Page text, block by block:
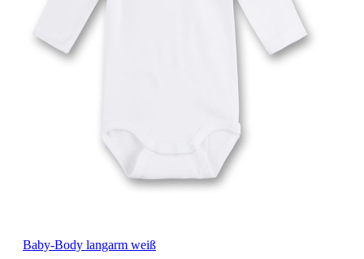
Baby-Body langarm weiß